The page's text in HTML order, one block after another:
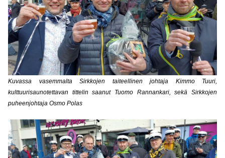
Kuvassa vasemmalta Sirkkojen taiteellinen johtaja Kimmo Tuuri,
kulttuurisaunotettavan tittelin saanut Tuomo Rannankari, sekä Sirkkojen
puheenjohtaja Osmo Polas